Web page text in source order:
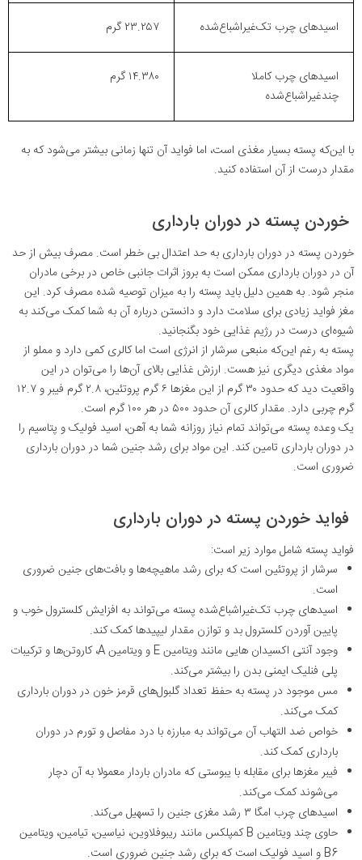
اسیدهای چرب تک‌غیراشباع‌شده ۲۳.۲۵۷ گرم
اسیدهای چرب کاملا
چندغیراشباع‌شده
۱۴.۳۸۰ گرم
با این‌که پسته بسیار مغذی است، اما فواید آن تنها زمانی بیشتر می‌شود که به
مقدار درست از آن استفاده کنید.
خوردن پسته در دوران بارداری
خوردن پسته در دوران بارداری به حد اعتدال بی خطر است. مصرف بیش از حد
آن‌ در دوران بارداری ممکن است به بروز اثرات جانبی خاص در برخی مادران
منجر شود. به همین دلیل باید پسته را به میزان توصیه شده مصرف کرد. این
مغز فواید زیادی برای سلامت دارد و دانستن درباره آن به شما کمک می‌کند به
شیوه‌ای درست در رژیم غذایی خود بگنجانید.
پسته به رغم این‌که منبعی سرشار از انرژی است اما کالری کمی دارد و مملو از
مواد مغذی دیگری نیز هست. ارزش غذایی بالای آن‌ها را می‌توان در این
واقعیت دید که حدود ۳۰ گرم از این مغزها ۶ گرم پروتئین، ۲.۸ گرم فیبر و ۱۲.۷
گرم چربی دارد. مقدار کالری آن حدود ۵۰۰ در هر ۱۰۰ گرم است.
یک وعده پسته می‌تواند تمام نیاز روزانه شما به آهن، اسید فولیک و پتاسیم را
در دوران بارداری تامین کند. این مواد برای رشد جنین شما در دوران بارداری
ضروری است.
فواید خوردن پسته در دوران بارداری
فواید پسته شامل موارد زیر است:
سرشار از پروتئین است که برای رشد ماهیچه‌ها و بافت‌های جنین ضروری
است.
اسیدهای چرب تک‌غیراشباع‌شده پسته می‌تواند به افزایش کلسترول خوب و
پایین آوردن کلسترول بد و توازن مقدار لیپیدها کمک کند.
وجود آنتی اکسیدان هایی مانند ویتامین E و ویتامین A، کاروتن‌ها و ترکیبات
پلی فنلیک ایمنی بدن را بیشتر می‌کند.
مس موجود در پسته به حفظ تعداد گلبول‌های قرمز خون در دوران بارداری
کمک می‌کند.
خواص ضد التهاب آن می‌تواند به مبارزه با درد مفاصل و تورم در دوران
بارداری کمک کند.
فیبر مغزها برای مقابله با یبوستی که مادران باردار معمولا به آن دچار
می‌شوند کمک می‌کند.
اسیدهای چرب امگا ۳ رشد مغزی جنین را تسهیل می‌کند.
حاوی چند ویتامین B کمپلکس مانند ریبوفلاوین، نیاسین، تیامین، ویتامین
B6 و اسید فولیک است که برای رشد جنین ضروری است.